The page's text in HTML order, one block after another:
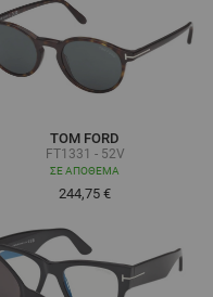
TOM FORD
FT1331 - 52V
ΣΕ ΑΠΌΘΕΜΑ
244,75 €